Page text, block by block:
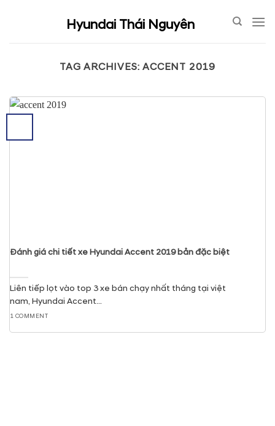
Hyundai Thái Nguyên
TAG ARCHIVES:ACCENT 2019
Đánh giá chi tiết xe Hyundai Accent 2019 bản đặc biệt
Liên tiếp lọt vào top 3 xe bán chạy nhất tháng tại việt
nam, Hyundai Accent...
1 COMMENT